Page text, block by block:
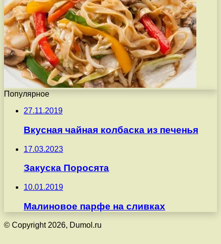
Популярное
27.11.2019
Вкусная чайная колбаска из печенья
17.03.2023
Закуска Поросята
10.01.2019
Малиновое парфе на сливках
© Copyright 2026, Dumol.ru